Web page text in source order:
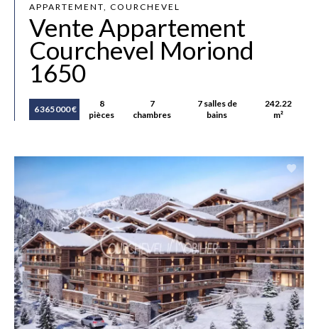
APPARTEMENT, COURCHEVEL
Vente Appartement
Courchevel Moriond
1650
6 365 000 €
8
pièces
7
chambres
7 salles de
bains
242.22
m²